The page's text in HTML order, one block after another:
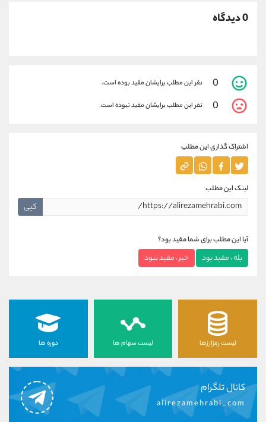
0 دیدگاه
0 نفر این مطلب برایشان مفید بوده است.
0 نفر این مطلب برایشان مفید نبوده است.
اشتراک گذاری این مطلب
لینک این مطلب
کپی
آیا این مطلب برای شما مفید بود؟
بله ، مفید بود خیر ، مفید نبود
لیست رمزارزها لیست سهام ها دوره ها
کانال تلگرام
alirezamehrabi_com